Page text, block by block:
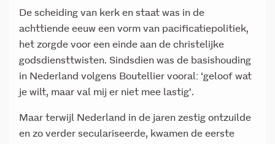
De scheiding van kerk en staat was in de
achttiende eeuw een vorm van pacificatiepolitiek,
het zorgde voor een einde aan de christelijke
godsdiensttwisten. Sindsdien was de basishouding
in Nederland volgens Boutellier vooral: ‘geloof wat
je wilt, maar val mij er niet mee lastig’.
Maar terwijl Nederland in de jaren zestig ontzuilde
en zo verder seculariseerde, kwamen de eerste